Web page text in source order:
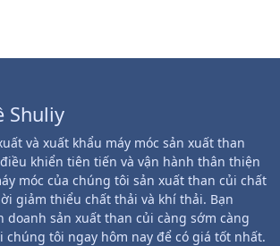
Shuliy
và xuất khẩu máy móc sản xuất than
khiển tiên tiến và vận hành thân thiện
móc của chúng tôi sản xuất than củi chất
giảm thiểu chất thải và khí thải. Bạn
doanh sản xuất than củi càng sớm càng
chúng tôi ngay hôm nay để có giá tốt nhất.